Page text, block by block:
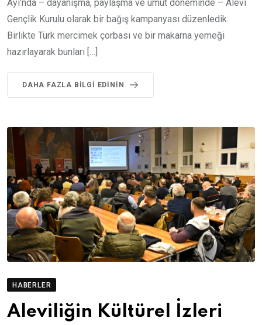
Ayı’nda – dayanışma, paylaşma ve umut döneminde – Alevi
Gençlik Kurulu olarak bir bağış kampanyası düzenledik.
Birlikte Türk mercimek çorbası ve bir makarna yemeği
hazırlayarak bunları […]
DAHA FAZLA BILGI EDININ
HABERLER
Aleviliğin Kültürel İzleri